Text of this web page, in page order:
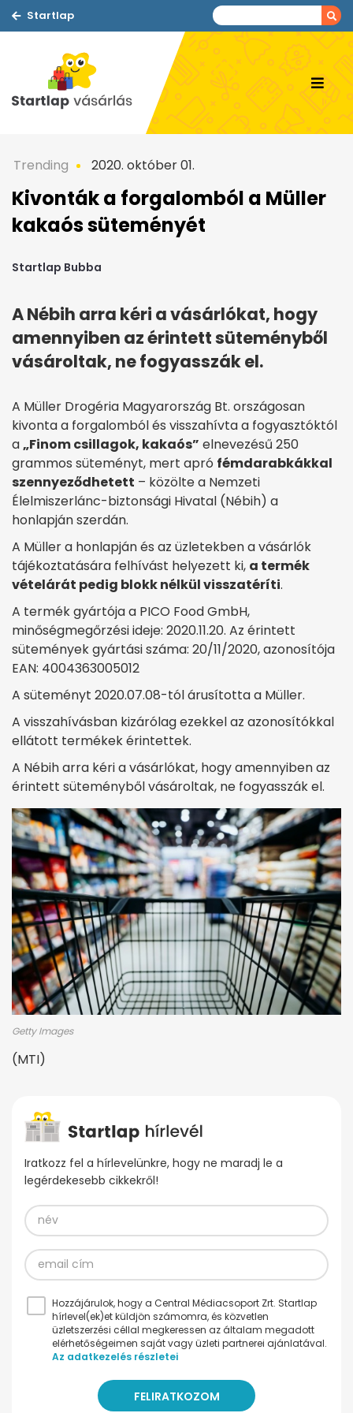
Startlap
Trending 2020. október 01.
Kivonták a forgalomból a Müller
kakaós süteményét
Startlap Bubba
A Nébih arra kéri a vásárlókat, hogy
amennyiben az érintett süteményből
vásároltak, ne fogyasszák el.
A Müller Drogéria Magyarország Bt. országosan
kivonta a forgalomból és visszahívta a fogyasztóktól
a„Finom csillagok, kakaós” elnevezésű 250
grammos süteményt, mert apró fémdarabkákkal
szennyeződhetett – közölte a Nemzeti
Élelmiszerlánc-biztonsági Hivatal (Nébih) a
honlapján szerdán.
A Müller a honlapján és az üzletekben a vásárlók
tájékoztatására felhívást helyezett ki, a termék
vételárát pedig blokk nélkül visszatéríti.
A termék gyártója a PICO Food GmbH,
minőségmegőrzési ideje: 2020.11.20. Az érintett
sütemények gyártási száma: 20/11/2020, azonosítója
EAN: 4004363005012
A süteményt 2020.07.08-tól árusította a Müller.
A visszahívásban kizárólag ezekkel az azonosítókkal
ellátott termékek érintettek.
A Nébih arra kéri a vásárlókat, hogy amennyiben az
érintett süteményből vásároltak, ne fogyasszák el.
Getty Images
(MTI)
Iratkozz fel a hírlevelünkre, hogy ne maradj le a
legérdekesebb cikkekről!
Hozzájárulok, hogy a Central Médiacsoport Zrt. Startlap
hírlevel(ek)et küldjön számomra, és közvetlen
üzletszerzési céllal megkeressen az általam megadott
elérhetőségeimen saját vagy üzleti partnerei ajánlatával.
Az adatkezelés részletei